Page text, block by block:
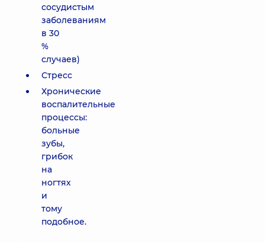
сосудистым
заболеваниям
в 30
%
случаев)
Стресс
Хронические
воспалительные
процессы:
больные
зубы,
грибок
на
ногтях
и
тому
подобное.